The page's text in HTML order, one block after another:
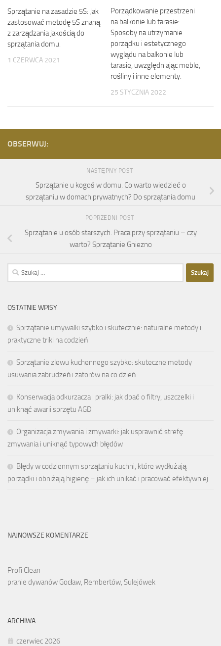
Sprzątanie na zasadzie 5S: Jak
zastosować metodę 5S znaną
z zarządzania jakością do
sprzątania domu.
1 CZERWCA 2021
Porządkowanie przestrzeni
na balkonie lub tarasie:
Sposoby na utrzymanie
porządku i estetycznego
wyglądu na balkonie lub
tarasie, uwzględniając meble,
rośliny i inne elementy.
25 STYCZNIA 2022
OBSERWUJ:
NASTĘPNY POST
Sprzątanie u kogoś w domu. Co warto wiedzieć o
sprzątaniu w domach prywatnych? Do sprzątania domu
POPRZEDNI POST
Sprzątanie u osób starszych. Praca przy sprzątaniu – czy
warto? Sprzątanie Gniezno
Szukaj:
OSTATNIE WPISY
Sprzątanie umywalki szybko i skutecznie: naturalne metody i
praktyczne triki na codzień
Sprzątanie zlewu kuchennego szybko: skuteczne metody
usuwania zabrudzeń i zatorów na co dzień
Konserwacja odkurzacza i pralki: jak dbać o filtry, uszczelki i
uniknąć awarii sprzętu AGD
Organizacja zmywania i zmywarki: jak usprawnić strefę
zmywania i uniknąć typowych błędów
Błędy w codziennym sprzątaniu kuchni, które wydłużają
porządki i obniżają higienę – jak ich unikać i pracować efektywniej
NAJNOWSZE KOMENTARZE
Profi Clean
pranie dywanów Gocław, Rembertów, Sulejówek
ARCHIWA
czerwiec 2026